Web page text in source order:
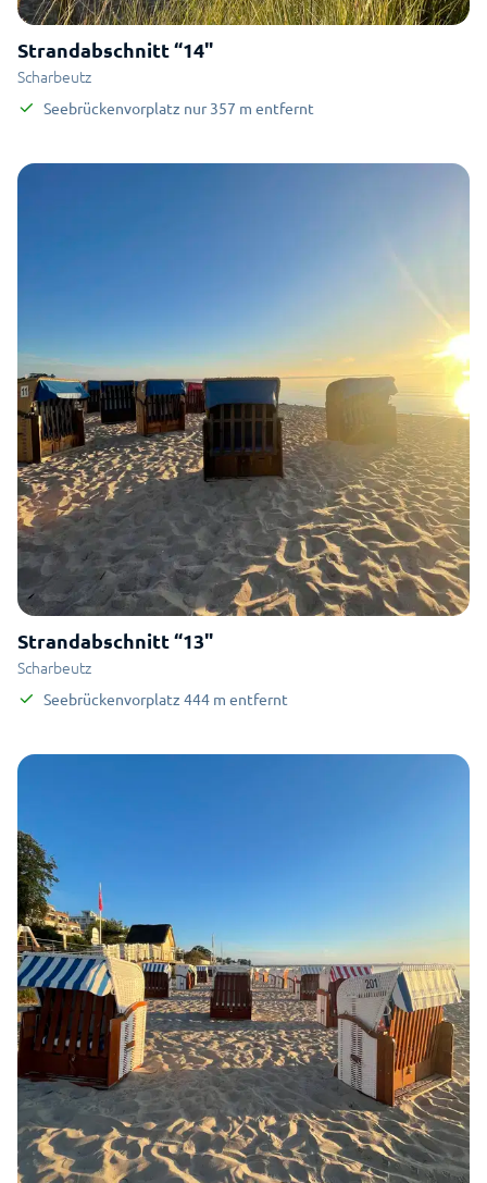
Strandabschnitt “14"
Scharbeutz
Seebrückenvorplatz nur 357 m entfernt
Strandabschnitt “13"
Scharbeutz
Seebrückenvorplatz 444 m entfernt